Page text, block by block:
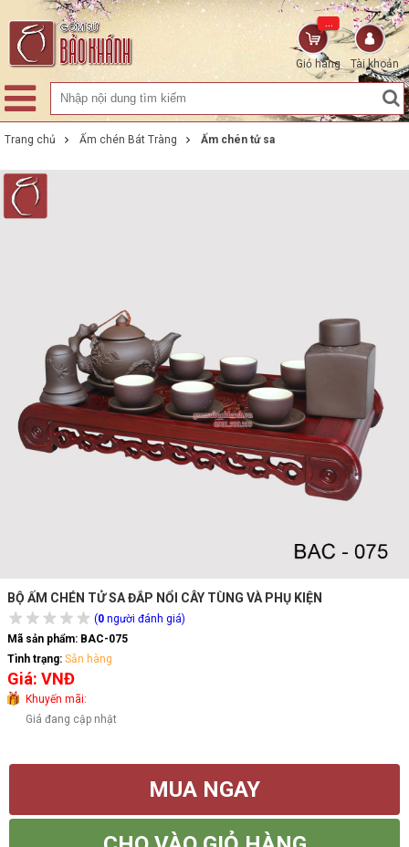
Tài khoản
Giỏ hàng
...
Trang chủ Ấm chén Bát Tràng Ấm chén tử sa
BỘ ẤM CHÉN TỬ SA ĐẮP NỔI CÂY TÙNG VÀ PHỤ KIỆN
(0 người đánh giá)
Mã sản phẩm: BAC-075
Tình trạng: Sẵn hàng
Giá: VNĐ
Khuyến mãi:
Giá đang cập nhật
MUA NGAY